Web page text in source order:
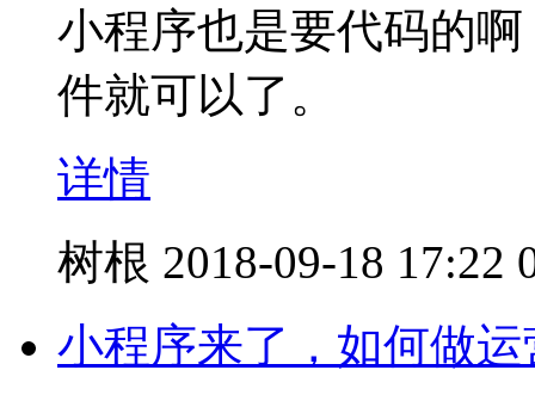
小程序也是要代码的
件就可以了。
详情
树根 2018-09-18 17:22
小程序来了，如何做运